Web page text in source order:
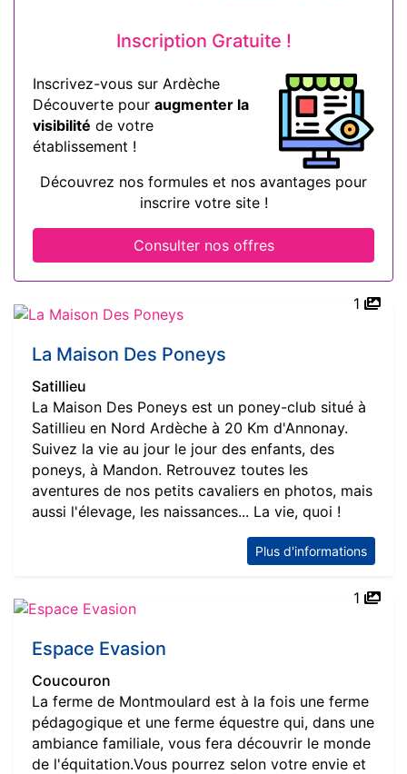
Inscription Gratuite !
Inscrivez-vous sur Ardèche
Découverte pour augmenter la
visibilité de votre
établissement !
Découvrez nos formules et nos avantages pour
inscrire votre site !
Consulter nos offres
1
La Maison Des Poneys
Satillieu
La Maison Des Poneys est un poney-club situé à
Satillieu en Nord Ardèche à 20 Km d'Annonay.
Suivez la vie au jour le jour des enfants, des
poneys, à Mandon. Retrouvez toutes les
aventures de nos petits cavaliers en photos, mais
aussi l'élevage, les naissances... La vie, quoi !
Plus d'informations
1
Espace Evasion
Coucouron
La ferme de Montmoulard est à la fois une ferme
pédagogique et une ferme équestre qui, dans une
ambiance familiale, vous fera découvrir le monde
de l'équitation.Vous pourrez selon votre envie et